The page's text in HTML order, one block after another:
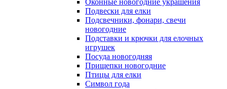
Оконные новогодние украшения
Подвески для елки
Подсвечники, фонари, свечи
новогодние
Подставки и крючки для елочных
игрушек
Посуда новогодняя
Прищепки новогодние
Птицы для елки
Символ года